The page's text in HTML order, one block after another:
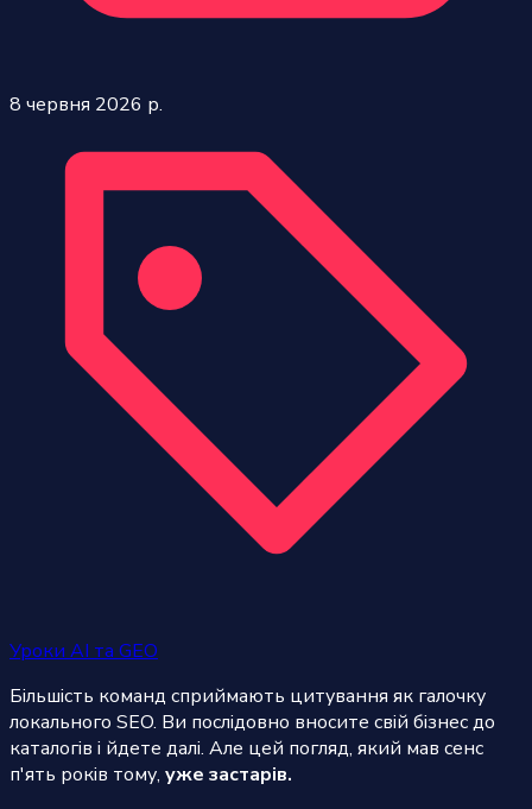
8 червня 2026 р.
Уроки AI та GEO
Більшість команд сприймають цитування як галочку
локального SEO. Ви послідовно вносите свій бізнес до
каталогів і йдете далі. Але цей погляд, який мав сенс
п'ять років тому, уже застарів.